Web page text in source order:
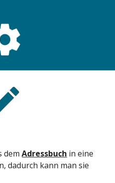
dem Adressbuch
dadurch kann man sie